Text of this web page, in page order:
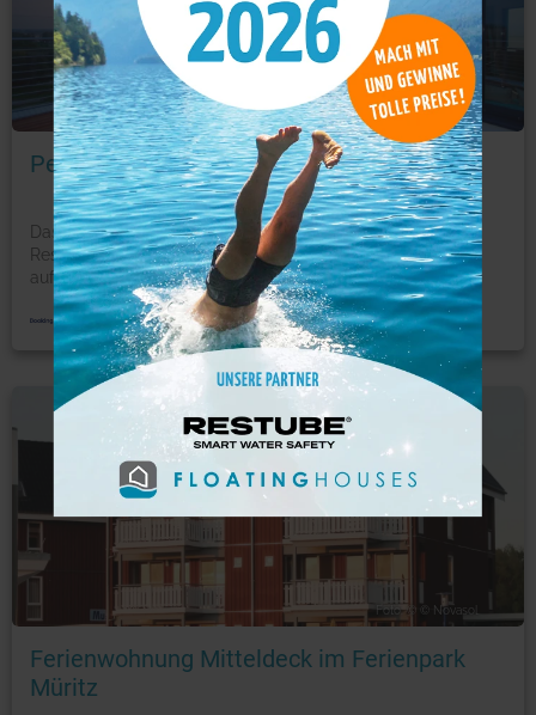
Foto: © booking.com
Penthouse Müritzblick
Das Penthouse Müritzblick erwartet Sie mit einem
Restaurant und einer Terrasse in Rechlin. Freuen Sie sich
auf... mehr
Ferienwohnung
Foto: © © Novasol
Ferienwohnung Mitteldeck im Ferienpark
Müritz